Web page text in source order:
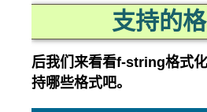
支持的
后我们来看看f-string格式
持哪些格式吧。